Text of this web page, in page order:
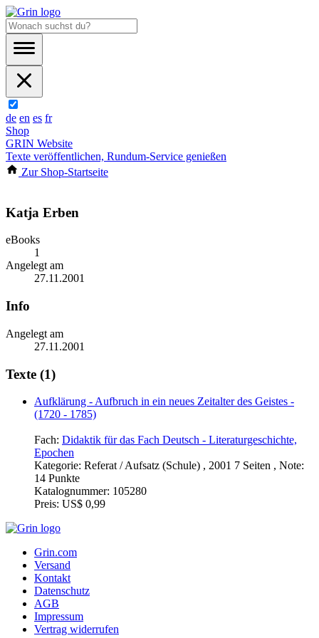
de en es fr
Shop
GRIN Website
Texte veröffentlichen, Rundum-Service genießen
Zur Shop-Startseite
Katja Erben
eBooks
1
Angelegt am
27.11.2001
Info
Angelegt am
27.11.2001
Texte (1)
Aufklärung - Aufbruch in ein neues Zeitalter des Geistes -
(1720 - 1785)
Fach: Didaktik für das Fach Deutsch - Literaturgeschichte,
Epochen
Kategorie: Referat / Aufsatz (Schule) , 2001 7 Seiten , Note:
14 Punkte
Katalognummer: 105280
Preis: US$ 0,99
Grin.com
Versand
Kontakt
Datenschutz
AGB
Impressum
Vertrag widerrufen